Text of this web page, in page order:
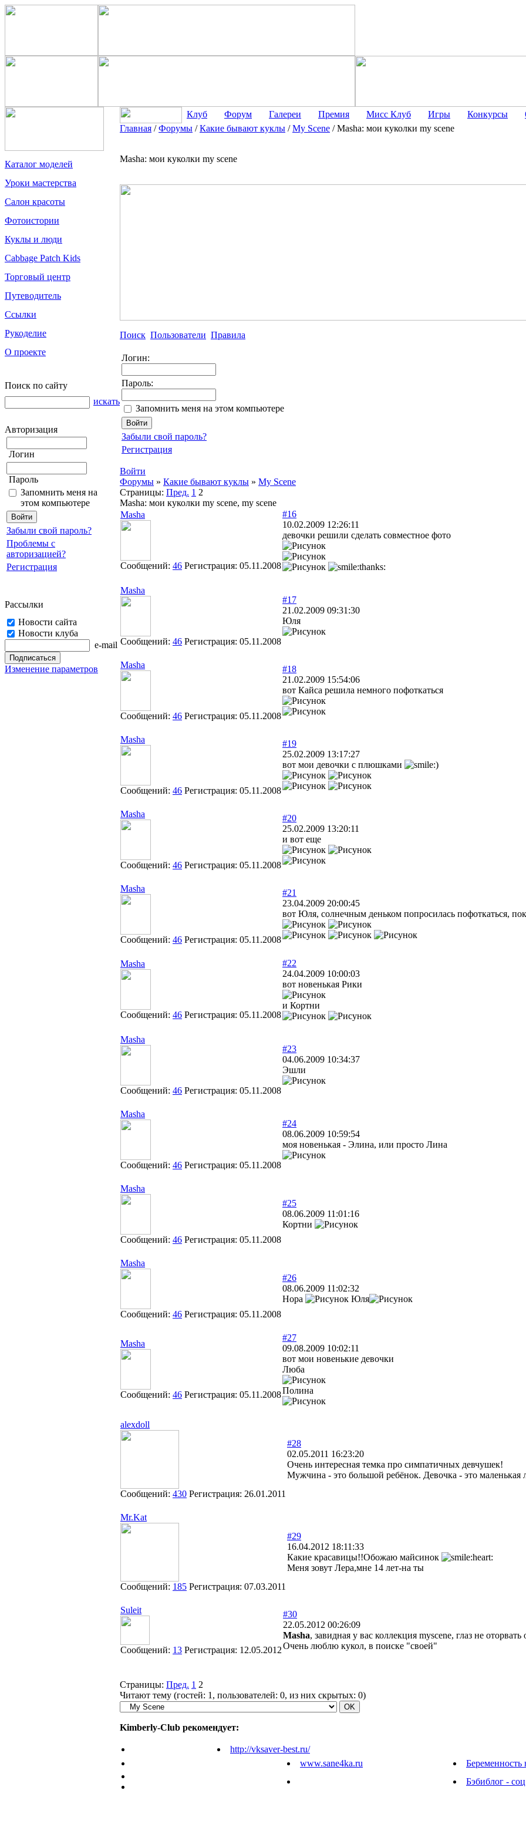
Каталог моделей
Уроки мастерства
Салон красоты
Фотоистории
Куклы и люди
Cabbage Patch Kids
Торговый центр
Путеводитель
Ссылки
Рукоделие
О проекте
Поиск по сайту
искать
Авторизация
Логин
Пароль
Запомнить меня на
этом компьютере
Забыли свой пароль?
Проблемы с
авторизацией?
Регистрация
Рассылки
Новости сайта
Новости клуба
e-mail
Изменение параметров
Клуб Форум Галереи Премия Мисс Клуб Игры Конкурсы
Главная /Форумы /Какие бывают куклы /My Scene /Masha: мои куколки my scene
Masha: мои куколки my scene
Поиск Пользователи Правила
Логин:
Пароль:
Запомнить меня на этом компьютере
Забыли свой пароль?
Регистрация
Войти
Форумы » Какие бывают куклы » My Scene
Страницы: Пред. 1 2
Masha: мои куколки my scene, my scene
Masha
Сообщений: 46 Регистрация: 05.11.2008
#16
10.02.2009 12:26:11
девочки решили сделать совместное фото
Masha
Сообщений: 46 Регистрация: 05.11.2008
#17
21.02.2009 09:31:30
Юля
Masha
Сообщений: 46 Регистрация: 05.11.2008
#18
21.02.2009 15:54:06
вот Кайса решила немного пофоткаться
Masha
Сообщений: 46 Регистрация: 05.11.2008
#19
25.02.2009 13:17:27
вот мои девочки с плюшками
Masha
Сообщений: 46 Регистрация: 05.11.2008
#20
25.02.2009 13:20:11
и вот еще
Masha
Сообщений: 46 Регистрация: 05.11.2008
#21
23.04.2009 20:00:45
вот Юля, солнечным деньком попросилась пофоткаться,
Masha
Сообщений: 46 Регистрация: 05.11.2008
#22
24.04.2009 10:00:03
вот новенькая Рики
и Кортни
Masha
Сообщений: 46 Регистрация: 05.11.2008
#23
04.06.2009 10:34:37
Эшли
Masha
Сообщений: 46 Регистрация: 05.11.2008
#24
08.06.2009 10:59:54
моя новенькая - Элина, или просто Лина
Masha
Сообщений: 46 Регистрация: 05.11.2008
#25
08.06.2009 11:01:16
Кортни
Masha
Сообщений: 46 Регистрация: 05.11.2008
#26
08.06.2009 11:02:32
Нора
Юля
Masha
Сообщений: 46 Регистрация: 05.11.2008
#27
09.08.2009 10:02:11
вот мои новенькие девочки
Люба
Полина
alexdoll
Сообщений: 430 Регистрация: 26.01.2011
#28
02.05.2011 16:23:20
Очень интересная темка про симпатичных девчушек!
Мужчина - это большой ребёнок. Девочка - это маленькая
Mr.Kat
Сообщений: 185 Регистрация: 07.03.2011
#29
16.04.2012 18:11:33
Какие красавицы!!Обожаю майсинок
Меня зовут Лера,мне 14 лет-на ты
Suleit
Сообщений: 13 Регистрация: 12.05.2012
#30
22.05.2012 00:26:09
Masha, завидная у вас коллекция myscene, глаз не оторвать
Очень люблю кукол, в поиске "своей"
Страницы: Пред. 1 2
Читают тему (гостей: 1 , пользователей: 0, из них скрытых: 0)
Kimberly-Club рекомендует:
http://vksaver-best.ru/
www.sane4ka.ru
Беременность
Бэбиблог -